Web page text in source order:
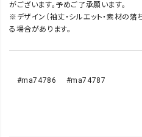
がございます。予めご了承願います。
※デザイン（袖丈・シルエット・素材の
る場合があります。
#ma74786 #ma74787